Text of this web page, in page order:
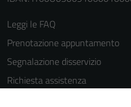
Leggi le FAQ
Prenotazione appuntamento
Segnalazione disservizio
Richiesta assistenza